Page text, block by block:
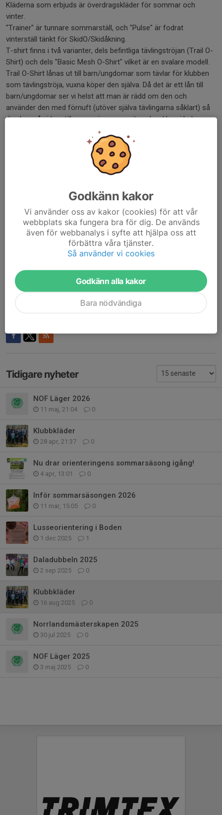
Kläderna som erbjuds är överdragskläder för sommar och
vinter.
"Trainer" är tunnare sommarställ, och "Pulse" är fodrat
vinterställ tänkt för SkidO/Skidåkning.
T-shirt finns i två varianter, dels befintliga tävlingströjan (Trail O-
Shirt) och dels "Basic Mesh O-Shirt" vilket är en svalare modell.
Trail O-Shirt lånas ut till barn/ungdomar som tävlar för klubben
som tävlingströja, vuxna köper den själva. Då det är ett lån till
barn/ungdomar ser vi helst att man är rädd om den och
använder den med förnuft (utöver själva tävlingarna såklart) så
den kan gå vidare till yngre när man vuxit ur den. Har ni behov av
tävlingströja för barn/ungdomar kontakta ledare.
Ambition Race är tävlingställ för SkidO, tillhandahålls av klubben
för barn/ungdomar medan vuxna köper själva. Vid behov för
barn/ungdomar kontakta ledare senast 31 augusti.
OBS, de kortare orienteringsbyxorna är tyvärr inte klubbmärkta.
Sektionen subventionerar kläder till sektionsmedlemmar upp till
16 år. På juniorstorlekar är subventionen redan avdragen men
vuxenstorlekar kompenseras i efterhand. Undantaget är
mössor/pannband vilka säljs till samma pris för alla medlemmar
Daniel Winell
winell_84@hotmail.se
Tidigare nyheter
NOF Läger 2026
11 maj, 21:04 0
Klubbkläder
28 apr, 21:37 0
Nu drar orienteringens sommarsäsong igång!
4 apr, 13:01 0
Inför sommarsäsongen 2026
11 mar, 15:05 0
Lusseorientering i Boden
1 dec 2025 1
Daladubbeln 2025
2 sep 2025 0
Klubbkläder
16 aug 2025 0
Norrlandsmästerskapen 2025
30 jul 2025 0
NOF Läger 2025
3 maj 2025 0
Godkänn kakor
Vi använder oss av kakor (cookies) för att vår
webbplats ska fungera bra för dig. De används
även för webbanalys i syfte att hjälpa oss att
förbättra våra tjänster.
Så använder vi cookies
Godkänn alla kakor
Bara nödvändiga